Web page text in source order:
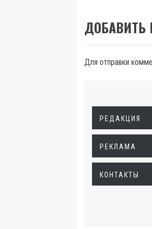
ДОБАВИТЬ
Для отправки
РЕДАКЦИЯ
РЕКЛАМА
КОНТАКТЫ